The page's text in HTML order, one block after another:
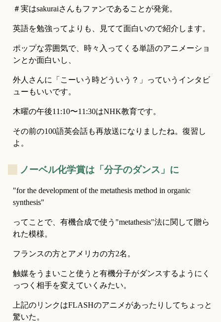
＃実はsakuraiさんもファンであることが発覚。
英語を勉強ってよりも、見てて面白いので紹介します。
ポップな雰囲気で、時々入ってくる単語のアニメーショ
ンとか面白いし、
外人さんに「こーいう時どういう？」っていうインタビ
ューもいいです。
木曜の午後11:10〜11:30はNHK教育です。
その前の100語英会話も再放送になりましたね。復習し
よ。
ノーベル化学賞は「分子のダンス」に
"for the development of the metathesis method in organic
synthesis"
ってことで、有機合成で使う"metathesis"法に関して贈ら
れた模様。
フランスの方とアメリカの方2名。
触媒をうまいこと使うと有機分子がダンスするようにく
っつく相手を変えていくみたい。
上記のリンクはFLASHのアニメがあったりしてちょっと
驚いた。